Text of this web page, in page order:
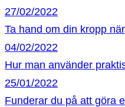
27/02/2022
Ta hand om din kropp
04/02/2022
Hur man använder
25/01/2022
Funderar du på att göra